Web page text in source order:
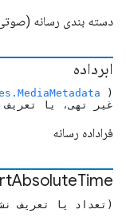
دسته بندی رسانه
ابرداده
(
غیر تهی، یا تعریف
فراداده رسانه
AbsoluteTime
(تعداد یا تعریف